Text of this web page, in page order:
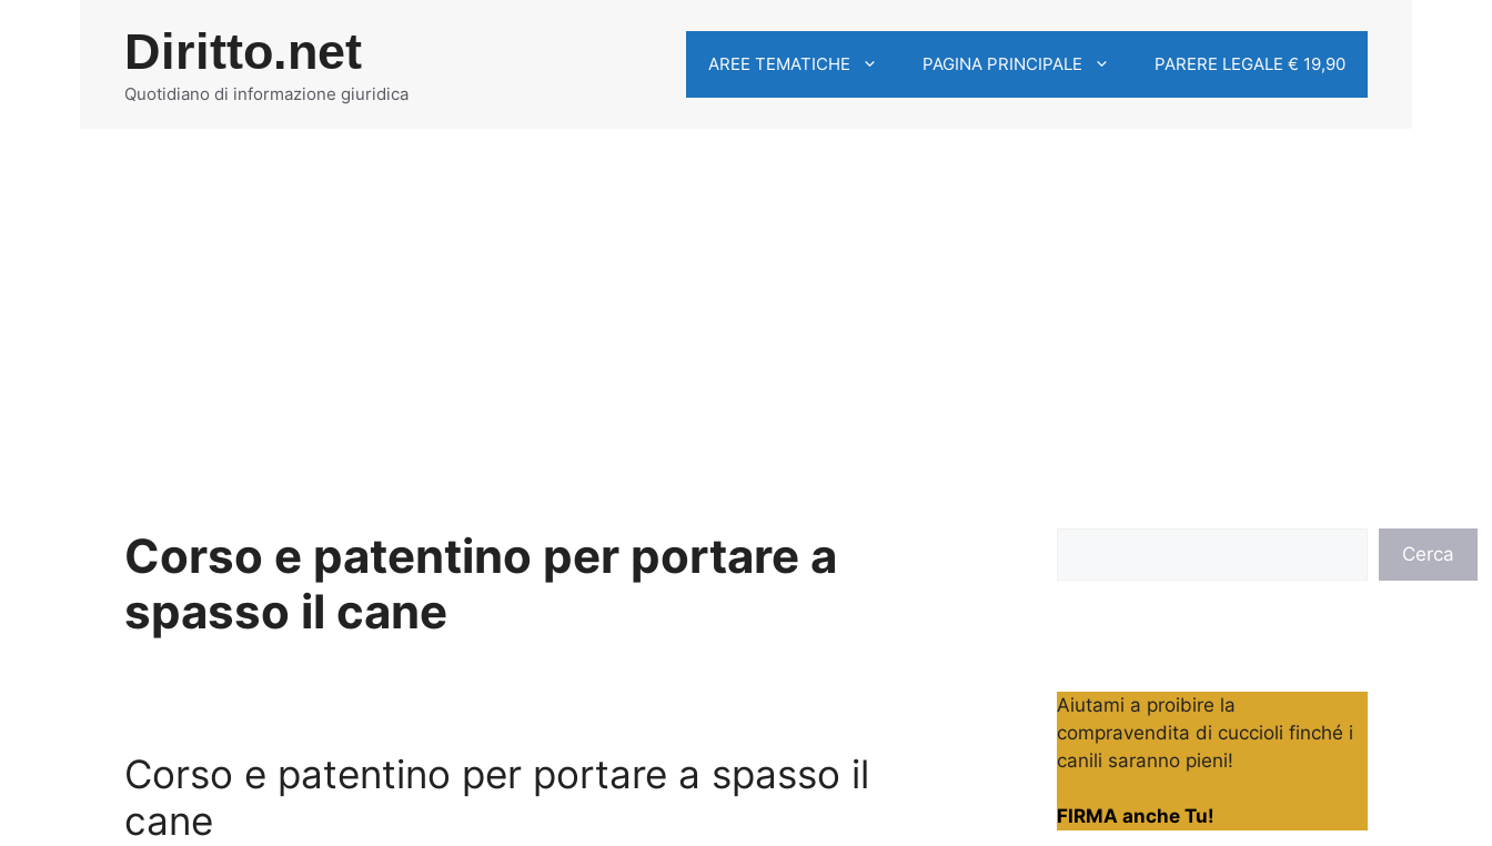
Diritto.net
Quotidiano di informazione giuridica
AREE TEMATICHE PAGINA PRINCIPALE PARERE LEGALE € 19,90
Corso e patentino per portare a
spasso il cane
Corso e patentino per portare a spasso il
cane
Cerca
Aiutami a proibire la
compravendita di cuccioli finché i
canili saranno pieni!
FIRMA anche Tu!